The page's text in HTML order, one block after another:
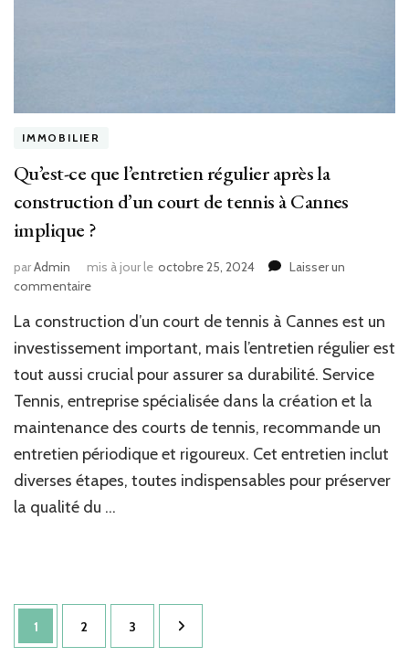
IMMOBILIER
Qu’est-ce que l’entretien régulier après la
construction d’un court de tennis à Cannes
implique ?
parAdmin mis à jour le octobre 25, 2024
Laisser un
commentairesur
ce
que
l’entretien
régulier
après
construction
d’un
court
de
tennis
La construction d’un court de tennis à Cannes est un
investissement important, mais l’entretien régulier est
tout aussi crucial pour assurer sa durabilité. Service
Tennis, entreprise spécialisée dans la création et la
maintenance des courts de tennis, recommande un
entretien périodique et rigoureux. Cet entretien inclut
diverses étapes, toutes indispensables pour préserver
la qualité du …
Pagination
des
Page
1 Page
2 Page
3